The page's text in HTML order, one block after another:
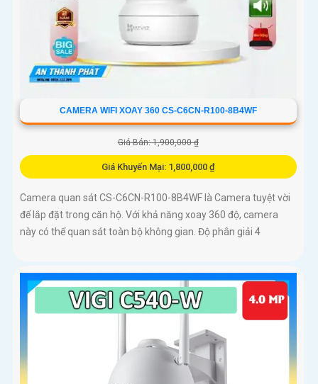
CAMERA WIFI XOAY 360 CS-C6CN-R100-8B4WF
Giá Bán: 1,900,000 ₫
Giá Khuyến Mại: 1,800,000 ₫
Camera quan sát CS-C6CN-R100-8B4WF là Camera tuyệt vời
để lắp đặt trong căn hộ. Với khả năng xoay 360 độ, camera
này có thể quan sát toàn bộ không gian. Độ phân giải 4